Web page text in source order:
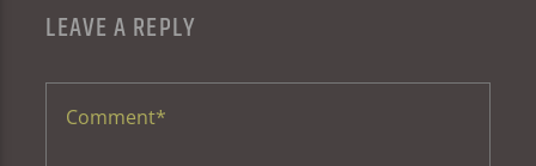
LEAVE A REPLY